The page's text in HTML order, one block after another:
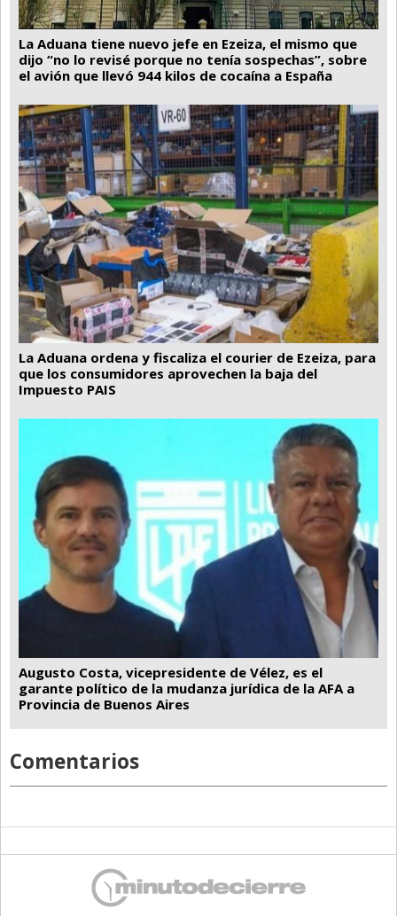
La Aduana tiene nuevo jefe en Ezeiza, el mismo que
dijo “no lo revisé porque no tenía sospechas”, sobre
el avión que llevó 944 kilos de cocaína a España
La Aduana ordena y fiscaliza el courier de Ezeiza, para
que los consumidores aprovechen la baja del
Impuesto PAIS
Augusto Costa, vicepresidente de Vélez, es el
garante político de la mudanza jurídica de la AFA a
Provincia de Buenos Aires
Comentarios